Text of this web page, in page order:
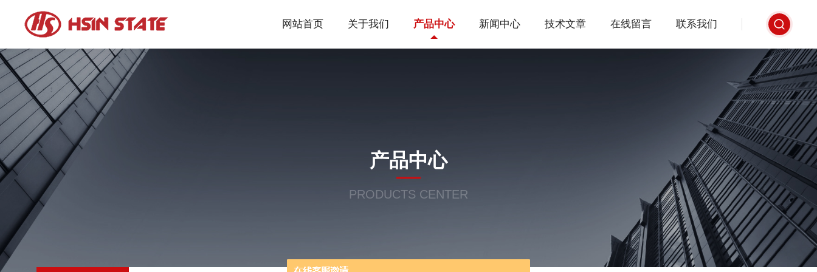
网站首页 关于我们 产品中心 新闻中心 技术文章 在线留言 联系我们
产品中心
PRODUCTS CENTER